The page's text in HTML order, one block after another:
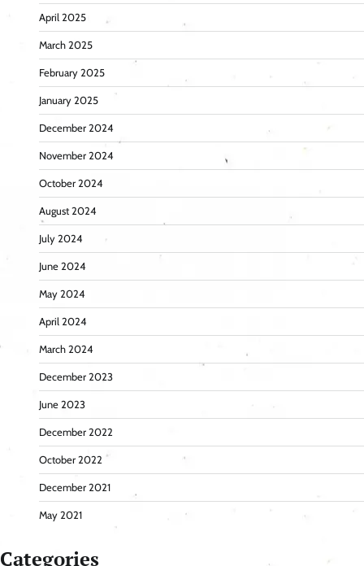
April 2025
March 2025
February 2025
January 2025
December 2024
November 2024
October 2024
August 2024
July 2024
June 2024
May 2024
April 2024
March 2024
December 2023
June 2023
December 2022
October 2022
December 2021
May 2021
Categories